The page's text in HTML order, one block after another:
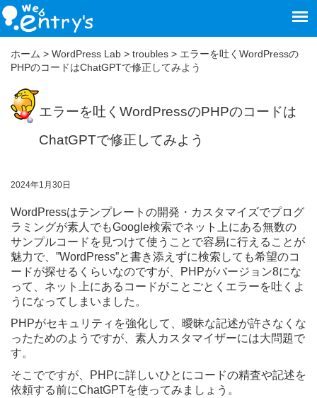
ホーム > WordPress Lab > troubles > エラーを吐くWordPressの
PHPのコードはChatGPTで修正してみよう
エラーを吐くWordPressのPHPのコードは
ChatGPTで修正してみよう
2024年1月30日
WordPressはテンプレートの開発・カスタマイズでプログ
ラミングが素人でもGoogle検索でネット上にある無数の
サンプルコードを見つけて使うことで容易に行えることが
魅力で、”WordPress”と書き添えずに検索しても希望のコ
ードが探せるくらいなのですが、PHPがバージョン8にな
って、ネット上にある コードがことごとくエラーを吐くよ
うになってしまいました。
PHPがセキュリティを強化して、曖昧な記述が許さなくな
ったためのようですが、素人カスタマイザーには大問題で
す。
そこでですが、
PHPに詳しいひとにコードの精査や記述を
依頼する前にChatGPTを使ってみましょう。